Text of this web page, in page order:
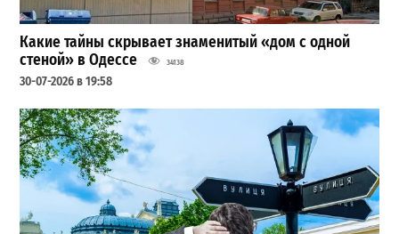
Какие тайны скрывает знаменитый «дом с одной
стеной» в Одессе
34138
30-07-2026 в 19:58